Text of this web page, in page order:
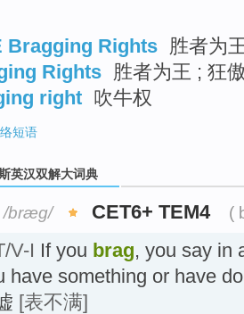
Bragging Rights 胜者为
Rights 胜者为王 ; 狂
right 吹牛权
短语
英汉双解大词典
/bræɡ/ CET6+ TEM4 (
V-I If you brag, you say in
have something or have
[表不满]